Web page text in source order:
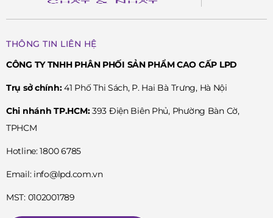
THÔNG TIN LIÊN HỆ
CÔNG TY TNHH PHÂN PHỐI SẢN PHẨM CAO CẤP LPD
Trụ sở chính:41 Phố Thi Sách, P. Hai Bà Trưng, Hà Nội
Chi nhánh TP.HCM:393 Điện Biên Phủ, Phường Bàn Cờ,
TPHCM
Hotline: 1800 6785
Email: info@lpd.com.vn
MST: 0102001789